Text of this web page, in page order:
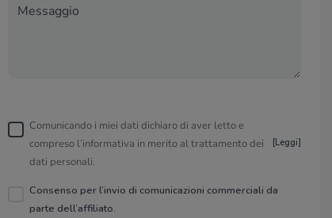
Messaggio
Comunicando i miei dati dichiaro di aver letto e
compreso l’informativa in merito al trattamento dei
dati personali.
[Leggi]
Consenso per l’invio di comunicazioni commerciali da
parte dell’affiliato.